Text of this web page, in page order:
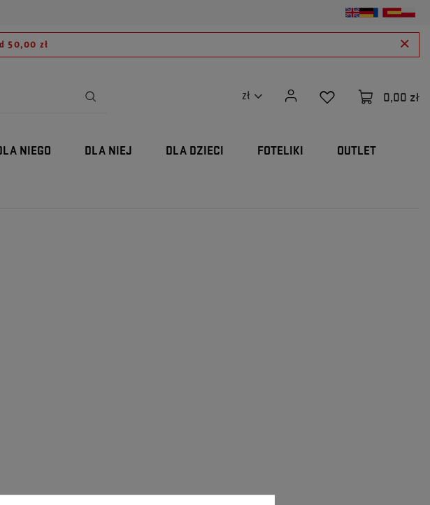
50,00 zł
zł 0,00 zł
NIEGO DLA NIEJ DLA DZIECI FOTELIKI OUTLET